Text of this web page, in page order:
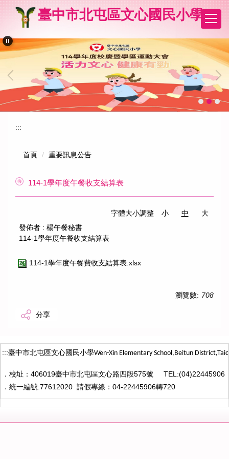
要
內
容
區
臺中市北屯區文心國民小學
:::
首頁 重要訊息公告
114-1學年度午餐收支結算表
字體大小調整 小 中
大
發佈者 : 楊午餐秘書
114-1學年度午餐收支結算表
114-1學年度午餐費收支結算表.xlsx
瀏覽數: 708
分享
:::臺中市北屯區文心國民小學Wen-Xin Elementary School,Beitun District,
． 校址：406019臺中市北屯區文心路四段575號
TEL:(04)22445906
． 統一編號:77612020 請假專線：04-22445906轉720